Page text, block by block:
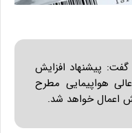
پیشنهاد افزایش
هواپیمایی مطرح
اعمال خواهد شد.